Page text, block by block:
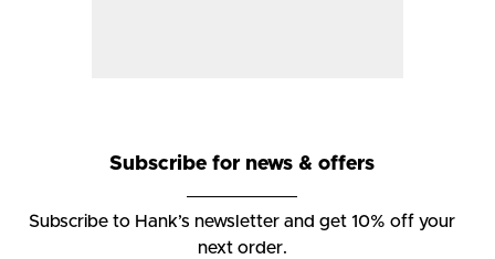
Subscribe for news & offers
Subscribe to Hank’s newsletter and get 10% off your
next order.